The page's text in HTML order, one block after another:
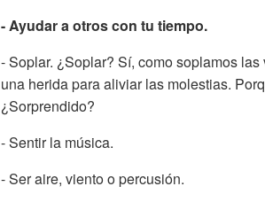
- Ayudar a otros con tu tiempo.
- Soplar. ¿Soplar? Sí, como soplamos
una herida para aliviar las molestias.
¿Sorprendido?
- Sentir la música.
- Ser aire, viento o percusión.